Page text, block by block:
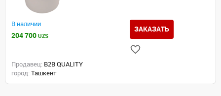
В наличии
204 700 UZS
ЗАКАЗАТЬ
Продавец: B2B QUALITY
город: Ташкент